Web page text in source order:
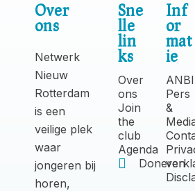
Over
ons
Netwerk
Nieuw
Rotterdam
is een
veilige plek
waar
jongeren bij
horen,
Sne
lle
lin
ks
Over
ons
Join
the
club
Agenda
Doneren
Inf
or
mat
ie
ANBI
Pers
&